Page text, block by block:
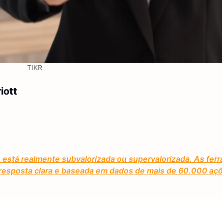
TIKR
realmente subvalorizada ou supervalorizada. As
clara e baseada em dados de mais de 60.000